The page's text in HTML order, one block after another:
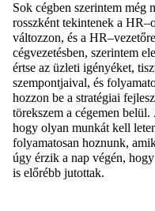
Sok cégben szerintem még
rosszként tekintenek a HR–
változzon, és a HR–
cégvezetésben, szerintem
értse az üzleti igényéket,
szempontjaival, és
hozzon be a stratégiai
törekszem a cégemen belül.
hogy olyan munkát kell
folyamatosan hoznunk, ami
úgy érzik a nap végén, hogy
is előrébb jutottak.